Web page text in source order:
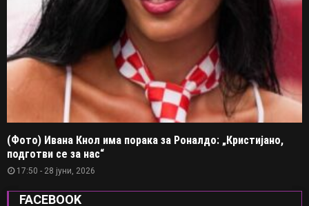
(Фото) Ивана Кнол има порака за Роналдо: „Кристијано,
подготви се за нас“
17:50 - 28 јуни, 2026
FACEBOOK